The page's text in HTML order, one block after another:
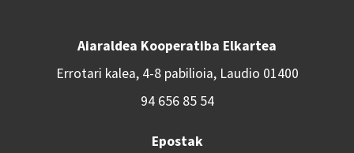
Aiaraldea Kooperatiba Elkartea
Errotari kalea, 4-8 pabilioia, Laudio 01400
94 656 85 54
Epostak